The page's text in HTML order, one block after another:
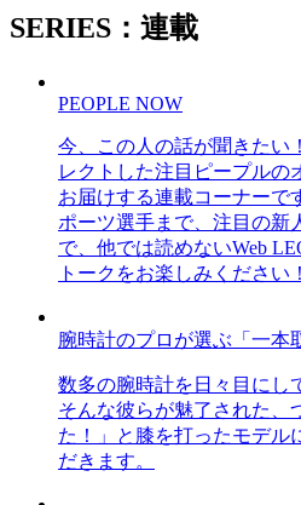
SERIES：連載
PEOPLE NOW
今、この人の話が聞きたい
レクトした注目ピープルの
お届けする連載コーナーで
ポーツ選手まで、注目の新
で、他では読めないWeb
トークをお楽しみください！
腕時計のプロが選ぶ「一本
数多の腕時計を日々目にし
そんな彼らが魅了された、
た！」と膝を打ったモデル
だきます。